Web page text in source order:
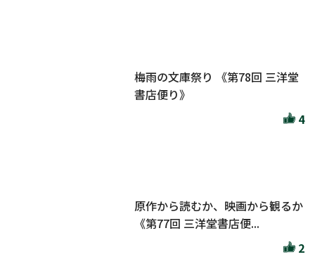
梅雨の文庫祭り 《第78回 三洋堂
書店便り》
4
原作から読むか、映画から観るか
《第77回 三洋堂書店便...
2